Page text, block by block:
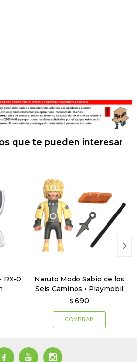
que te pueden interesar
RX-0
Naruto Modo Sabio de los
Seis Caminos • Playmobil
$ 690
  